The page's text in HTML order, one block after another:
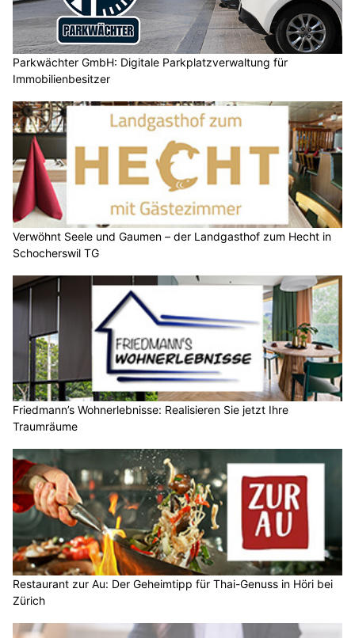
Parkwächter GmbH: Digitale Parkplatzverwaltung für
Immobilienbesitzer
Verwöhnt Seele und Gaumen – der Landgasthof zum Hecht in
Schocherswil TG
Friedmann’s Wohnerlebnisse: Realisieren Sie jetzt Ihre
Traumräume
Restaurant zur Au: Der Geheimtipp für Thai-Genuss in Höri bei
Zürich